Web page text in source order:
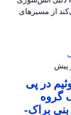
از مسیرهای
در پی
گروه
براک-